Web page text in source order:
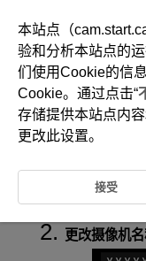
D292-152
摄像机名称
更改摄像机名
本站点（
验和分析本站点的
们使用Cookie的信
Cookie。通过点击“
存储提供本站点内
更改此设置。
接受